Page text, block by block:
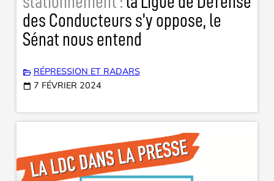
des Conducteurs s’y oppose, le
Sénat nous entend
RÉPRESSION ET RADARS
7 FÉVRIER 2024